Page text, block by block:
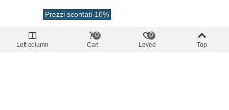
Prezzi scontati-10%
Drenaggio Pieghevole Con Estensibile
Left column Cart
0
Loved
0
Top